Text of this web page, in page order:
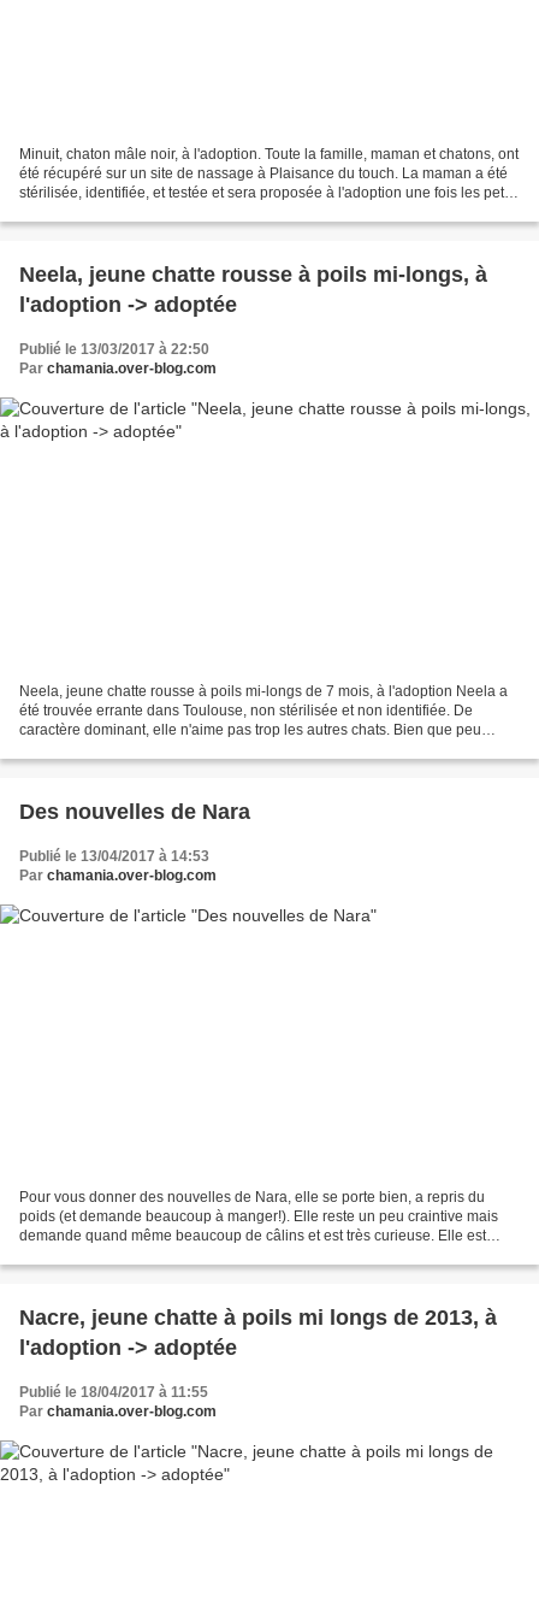
Minuit, chaton mâle noir, à l'adoption. Toute la famille, maman et chatons, ont
été récupéré sur un site de nassage à Plaisance du touch. La maman a été
stérilisée, identifiée, et testée et sera proposée à l'adoption une fois les petits
Neela, jeune chatte rousse à poils mi-longs, à
l'adoption -> adoptée
Publié le 13/03/2017 à 22:50
Par chamania.over-blog.com
Neela, jeune chatte rousse à poils mi-longs de 7 mois, à l'adoption Neela a
été trouvée errante dans Toulouse, non stérilisée et non identifiée. De
caractère dominant, elle n'aime pas trop les autres chats. Bien que peu
Des nouvelles de Nara
Publié le 13/04/2017 à 14:53
Par chamania.over-blog.com
Pour vous donner des nouvelles de Nara, elle se porte bien, a repris du
poids (et demande beaucoup à manger!). Elle reste un peu craintive mais
demande quand même beaucoup de câlins et est très curieuse. Elle est
Nacre, jeune chatte à poils mi longs de 2013, à
l'adoption -> adoptée
Publié le 18/04/2017 à 11:55
Par chamania.over-blog.com